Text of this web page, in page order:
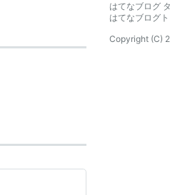
はてなブログ
はてなブログ
Copyright (C)